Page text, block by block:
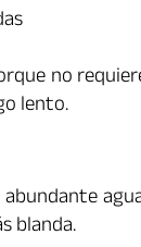
no
lento.
blanda.